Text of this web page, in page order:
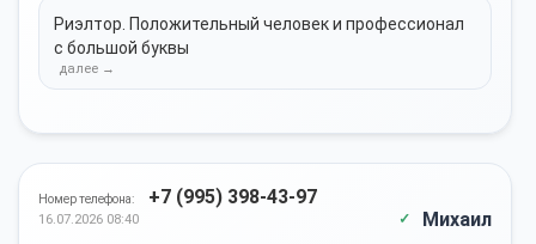
Риэлтор. Положительный человек и профессионал
с большой буквы
Номер телефона: +7 (995) 398-43-97
16.07.2026 08:40 Михаил